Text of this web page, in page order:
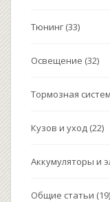
Тюнинг (33)
Освещение (32)
Тормозная
Кузов и уход (22)
Аккумуляторы и
Общие статьи (19)